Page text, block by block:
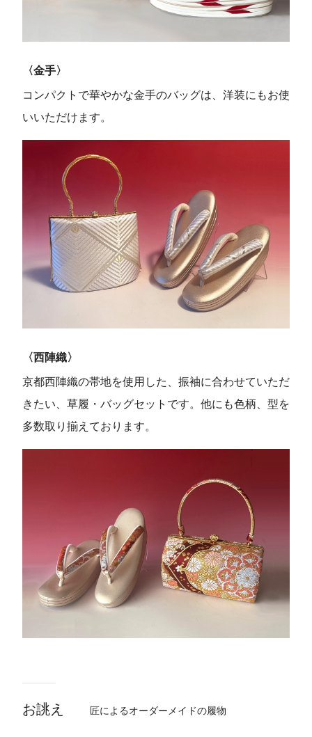
Instagram LINE
〈金手〉
コンパクトで華やかな金手のバッグは、洋装にもお使
いいただけます。
〈西陣織〉
京都西陣織の帯地を使用した、振袖に合わせていただ
きたい、草履・バッグセットです。他にも色柄、型を
多数取り揃えております。
お誂え 匠によるオーダーメイドの履物